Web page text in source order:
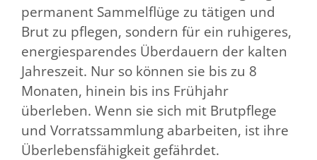
permanent Sammelflüge zu tätigen und
Brut zu pflegen, sondern für ein ruhigeres,
energiesparendes Überdauern der kalten
Jahreszeit. Nur so können sie bis zu 8
Monaten, hinein bis ins Frühjahr
überleben. Wenn sie sich mit Brutpflege
und Vorratssammlung abarbeiten, ist ihre
Überlebensfähigkeit gefährdet.